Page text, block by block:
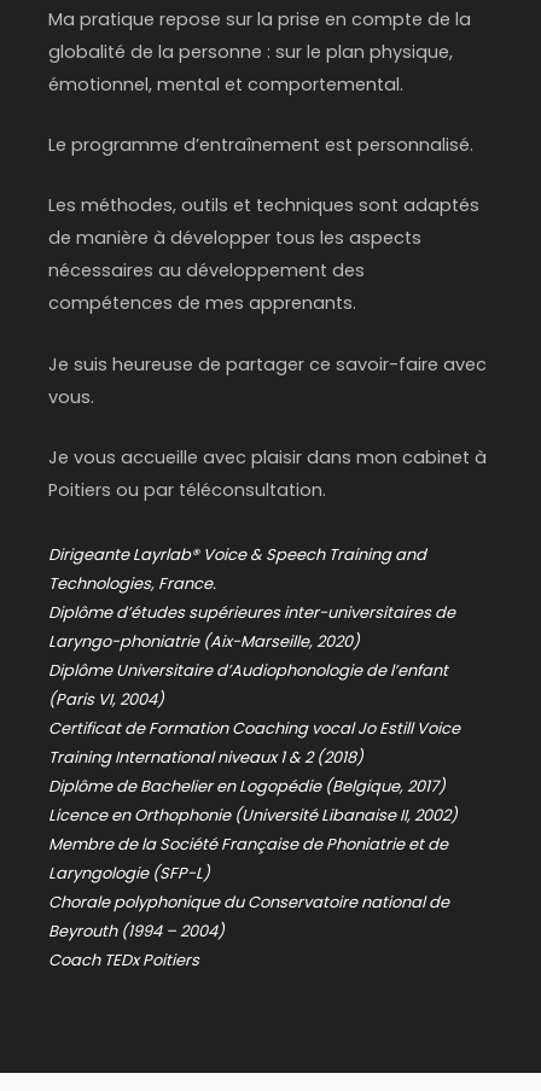
Ma pratique repose sur la prise en compte de la
globalité de la personne : sur le plan physique,
émotionnel, mental et comportemental.
Le programme d’entraînement est personnalisé.
Les méthodes, outils et techniques sont adaptés
de manière à développer tous les aspects
nécessaires au développement des
compétences de mes apprenants.
Je suis heureuse de partager ce savoir-faire avec
vous.
Je vous accueille avec plaisir dans mon cabinet à
Poitiers ou par téléconsultation.
Dirigeante Layrlab® Voice & Speech Training and
Technologies, France.
Diplôme d’études supérieures inter-universitaires de
Laryngo-phoniatrie (Aix-Marseille, 2020)
Diplôme Universitaire d’Audiophonologie de l’enfant
(Paris VI, 2004)
Certificat de Formation Coaching vocal Jo Estill Voice
Training International niveaux 1 & 2 (2018)
Diplôme de Bachelier en Logopédie (Belgique, 2017)
Licence en Orthophonie (Université Libanaise II, 2002)
Membre de la Société Française de Phoniatrie et de
Laryngologie (SFP-L)
Chorale polyphonique du Conservatoire national de
Beyrouth (1994 – 2004)
Coach TEDx Poitiers